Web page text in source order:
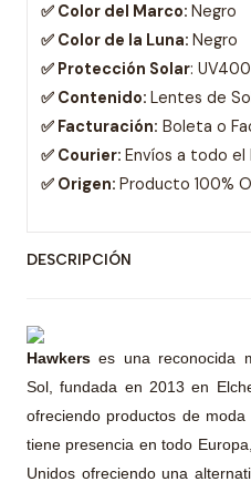
✅ Color del Marco: Negro
✅ Color de la Luna: Negro
✅ Protección Solar:
✅ Contenido: Lentes de
✅ Facturación: Boleta o
✅ Courier: Envíos a todo el
✅ Origen: Producto 100%
DESCRIPCIÓN
Hawkerses una reconocida
Sol, fundada en 2013 en
ofreciendo productos de
tiene presencia en todo
Unidos ofreciendo una